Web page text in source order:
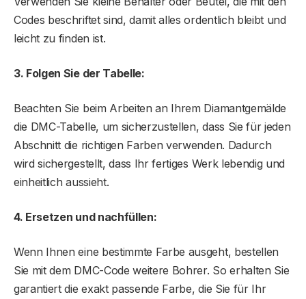
Codes beschriftet sind, damit alles ordentlich bleibt und
leicht zu finden ist.
3. Folgen Sie der Tabelle:
Beachten Sie beim Arbeiten an Ihrem Diamantgemälde
die DMC-Tabelle, um sicherzustellen, dass Sie für jeden
Abschnitt die richtigen Farben verwenden. Dadurch
wird sichergestellt, dass Ihr fertiges Werk lebendig und
einheitlich aussieht.
4. Ersetzen und nachfüllen:
Wenn Ihnen eine bestimmte Farbe ausgeht, bestellen
Sie mit dem DMC-Code weitere Bohrer. So erhalten Sie
garantiert die exakt passende Farbe, die Sie für Ihr